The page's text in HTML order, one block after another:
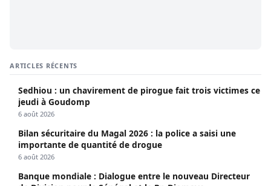
ARTICLES RÉCENTS
Sedhiou : un chavirement de pirogue fait trois victimes ce
jeudi à Goudomp
6 août 2026
Bilan sécuritaire du Magal 2026 : la police a saisi une
importante de quantité de drogue
6 août 2026
Banque mondiale : Dialogue entre le nouveau Directeur